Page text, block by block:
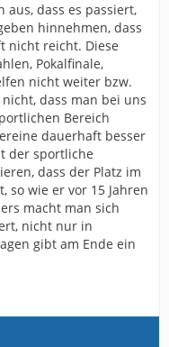
dass es passiert,
hinnehmen, dass
nicht reicht. Diese
Pokalfinale,
nicht weiter bzw.
dass man bei uns
Bereich
dauerhaft besser
der sportliche
dass der Platz im
so wie er vor 15 Jahren
macht man sich
nicht nur in
gibt am Ende ein